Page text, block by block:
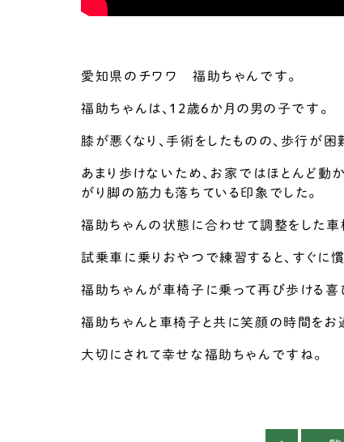
愛知県のチワワ 福助ちゃんです。
福助ちゃんは、12歳6か月の男の子です。
膝が悪くなり、手術をしたものの、歩行が
あまり歩けないため、お家ではほとんど動
がり脚の筋力も落ちている印象でした。
福助ちゃんの状態に合わせて調整をした車
試乗車に乗りおやつで練習すると、すぐに慣
福助ちゃんが車椅子に乗って再び歩ける喜
福助ちゃんと車椅子と共に笑顔の時間をお
大切にされて幸せな福助ちゃんですね。